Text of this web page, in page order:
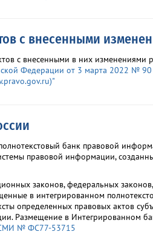
с внесенными
с внесенными в них
Федерации от 3 марта 2022 №
банк правовой
правовой информации,
законов, федеральных
в интегрированном
определенных правовых актов
Размещение в Интегрированном
СМИ № ФС77-53715